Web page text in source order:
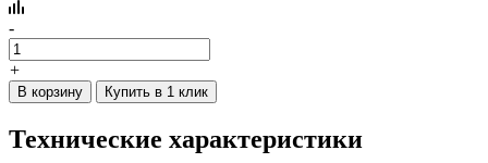
-
+
В корзину Купить в 1 клик
Технические характеристики